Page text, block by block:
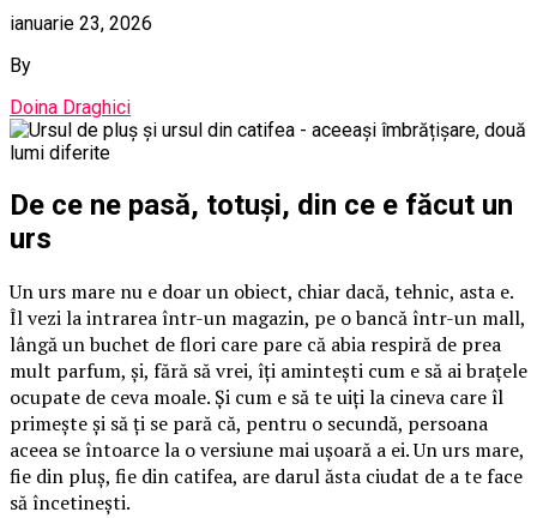
ianuarie 23, 2026
By
Doina Draghici
De ce ne pasă, totuși, din ce e făcut un
urs
Un urs mare nu e doar un obiect, chiar dacă, tehnic, asta e.
Îl vezi la intrarea într-un magazin, pe o bancă într-un mall,
lângă un buchet de flori care pare că abia respiră de prea
mult parfum, și, fără să vrei, îți amintești cum e să ai brațele
ocupate de ceva moale. Și cum e să te uiți la cineva care îl
primește și să ți se pară că, pentru o secundă, persoana
aceea se întoarce la o versiune mai ușoară a ei. Un urs mare,
fie din pluș, fie din catifea, are darul ăsta ciudat de a te face
să încetinești.